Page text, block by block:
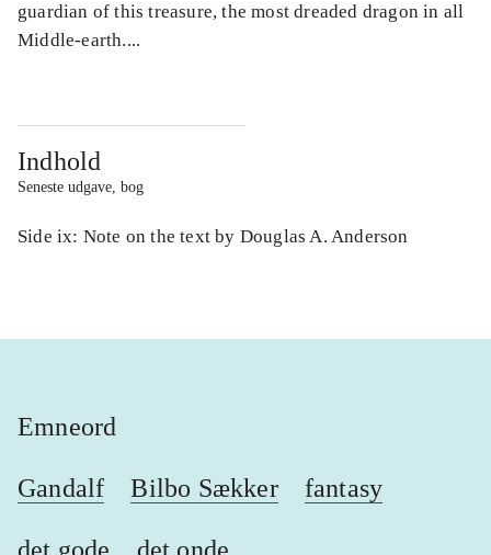
guardian of this treasure, the most dreaded dragon in all
Middle-earth....
Indhold
Seneste udgave, bog
Side ix: Note on the text by Douglas A. Anderson
Emneord
Gandalf Bilbo Sækker fantasy